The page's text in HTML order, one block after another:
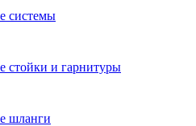
системы
стойки и гарнитуры
шланги